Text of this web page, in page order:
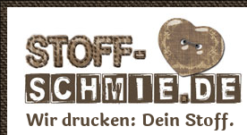
Wir drucken: Dein Stoff.